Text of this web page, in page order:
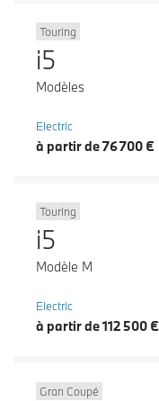
Touring
i5
Modèles
Electric
à partir de 76 700 €
Touring
i5
Modèle M
Electric
à partir de 112 500 €
Gran Coupé